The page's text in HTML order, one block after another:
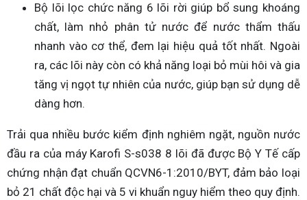
Bộ lõi lọc chức năng 6 lõi rời giúp bổ sung khoáng
chất, làm nhỏ phân tử nước để nước thẩm thấu
nhanh vào cơ thể, đem lại hiệu quả tốt nhất. Ngoài
ra, các lõi này còn có khả năng loại bỏ mùi hôi và gia
tăng vị ngọt tự nhiên của nước, giúp bạn sử dụng dễ
dàng hơn.
Trải qua nhiều bước kiểm định nghiêm ngặt, nguồn nước
đầu ra của máy Karofi S-s038 8 lõi đã được Bộ Y Tế cấp
chứng nhận đạt chuẩn QCVN6-1:2010/BYT, đảm bảo loại
bỏ 21 chất độc hại và 5 vi khuẩn nguy hiểm theo quy định.